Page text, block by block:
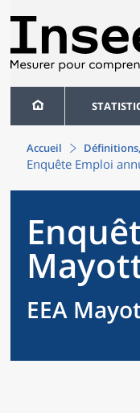
Accueil
Enquête Emploi
EEA